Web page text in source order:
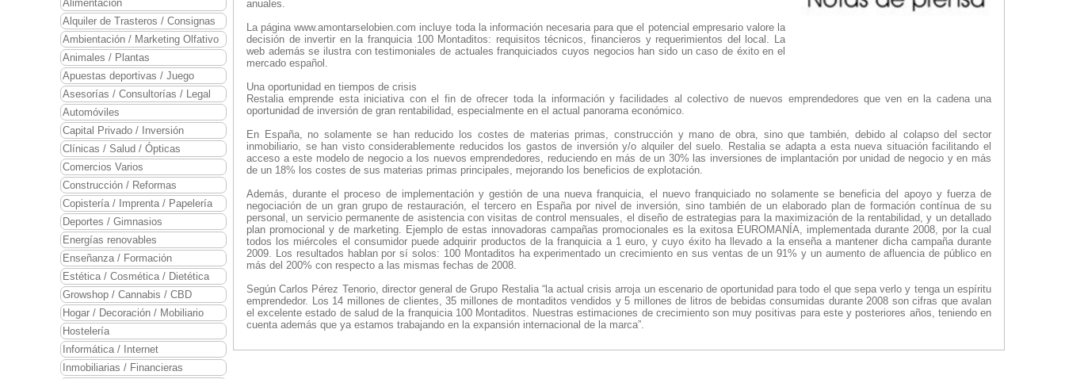
Alimentación
Alquiler de Trasteros / Consignas
Ambientación / Marketing Olfativo
Animales / Plantas
Apuestas deportivas / Juego
Asesorías / Consultorías / Legal
Automóviles
Capital Privado / Inversión
Clínicas / Salud / Ópticas
Comercios Varios
Construcción / Reformas
Copistería / Imprenta / Papelería
Deportes / Gimnasios
Energías renovables
Enseñanza / Formación
Estética / Cosmética / Dietética
Growshop / Cannabis / CBD
Hogar / Decoración / Mobiliario
Hostelería
Informática / Internet
Inmobiliarias / Financieras
anuales.
La página www.amontarselobien.com incluye toda la información necesaria para que el potencial empresario valore la
decisión de invertir en la franquicia 100 Montaditos: requisitos técnicos, financieros y requerimientos del local. La
web además se ilustra con testimoniales de actuales franquiciados cuyos negocios han sido un caso de éxito en el
mercado español.
Una oportunidad en tiempos de crisis
Restalia emprende esta iniciativa con el fin de ofrecer toda la información y facilidades al colectivo de nuevos emprendedores que ven en la cadena una
oportunidad de inversión de gran rentabilidad, especialmente en el actual panorama económico.
En España, no solamente se han reducido los costes de materias primas, construcción y mano de obra, sino que también, debido al colapso del sector
inmobiliario, se han visto considerablemente reducidos los gastos de inversión y/o alquiler del suelo. Restalia se adapta a esta nueva situación facilitando el
acceso a este modelo de negocio a los nuevos emprendedores, reduciendo en más de un 30% las inversiones de implantación por unidad de negocio y en más
de un 18% los costes de sus materias primas principales, mejorando los beneficios de explotación.
Además, durante el proceso de implementación y gestión de una nueva franquicia, el nuevo franquiciado no solamente se beneficia del apoyo y fuerza de
negociación de un gran grupo de restauración, el tercero en España por nivel de inversión, sino también de un elaborado plan de formación contínua de su
personal, un servicio permanente de asistencia con visitas de control mensuales, el diseño de estrategias para la maximización de la rentabilidad, y un detallado
plan promocional y de marketing. Ejemplo de estas innovadoras campañas promocionales es la exitosa EUROMANÍA, implementada durante 2008, por la cual
todos los miércoles el consumidor puede adquirir productos de la franquicia a 1 euro, y cuyo éxito ha llevado a la enseña a mantener dicha campaña durante
2009. Los resultados hablan por sí solos: 100 Montaditos ha experimentado un crecimiento en sus ventas de un 91% y un aumento de afluencia de público en
más del 200% con respecto a las mismas fechas de 2008.
Según Carlos Pérez Tenorio, director general de Grupo Restalia “la actual crisis arroja un escenario de oportunidad para todo el que sepa verlo y tenga un espíritu
emprendedor. Los 14 millones de clientes, 35 millones de montaditos vendidos y 5 millones de litros de bebidas consumidas durante 2008 son cifras que avalan
el excelente estado de salud de la franquicia 100 Montaditos. Nuestras estimaciones de crecimiento son muy positivas para este y posteriores años, teniendo en
cuenta además que ya estamos trabajando en la expansión internacional de la marca”.